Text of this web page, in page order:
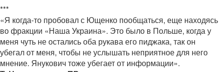
***
«Я когда-то пробовал с Ющенко пообщаться, еще находясь
во фракции «Наша Украина». Это было в Польше, когда у
меня чуть не остались оба рукава его пиджака, так он
убегал от меня, чтобы не услышать неприятное для него
мнение. Янукович тоже убегает от информации».